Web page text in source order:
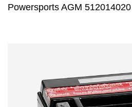
Powersports AGM 512014020